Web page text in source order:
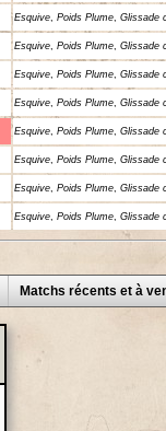
Esquive, Poids Plume, Glissade
Esquive, Poids Plume, Glissade
Esquive, Poids Plume, Glissade
Esquive, Poids Plume, Glissade
Esquive, Poids Plume, Glissade
Esquive, Poids Plume, Glissade
Esquive, Poids Plume, Glissade
Esquive, Poids Plume, Glissade
Matchs récents et à